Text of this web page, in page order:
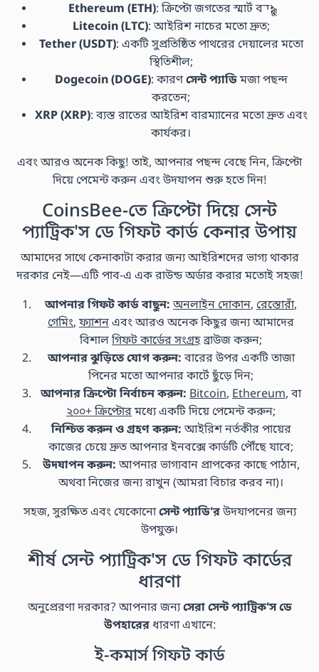
Ethereum (ETH): ক্রিপ্টো জগতের স্মার্ট বন্ধু;
Litecoin (LTC): আইরিশ নাচের মতো দ্রুত;
Tether (USDT): একটি সুপ্রতিষ্ঠিত পাথরের দেয়ালের মতো
স্থিতিশীল;
Dogecoin (DOGE): কারণসেন্ট প্যাডিমজা পছন্দ
করতেন;
XRP (XRP): ব্যস্ত রাতের আইরিশ বারম্যানের মতো দ্রুত এবং
কার্যকর।
এবং আরও অনেক কিছু! তাই, আপনার পছন্দ বেছে নিন, ক্রিপ্টো
দিয়ে পেমেন্ট করুন এবং উদযাপন শুরু হতে দিন!
CoinsBee-তে ক্রিপ্টো দিয়ে সেন্ট
প্যাট্রিক'স ডে গিফট কার্ড কেনার উপায়
আমাদের সাথে কেনাকাটা করার জন্য আইরিশদের ভাগ্য থাকার
দরকার নেই—এটি পাব-এ এক রাউন্ড অর্ডার করার মতোই সহজ!
আপনার গিফট কার্ড বাছুন: অনলাইন দোকান, রেস্তোরাঁ,
গেমিং,ফ্যাশনএবং আরও অনেক কিছুর জন্য আমাদের
বিশালগিফট কার্ডের সংগ্রহব্রাউজ করুন;
আপনার ঝুড়িতে যোগ করুন:বারের উপর একটি তাজা
পিনের মতো আপনার কার্টে ছুঁড়ে দিন;
আপনার ক্রিপ্টো নির্বাচন করুন: Bitcoin, Ethereum, বা
২০০+ ক্রিপ্টোরমধ্যে একটি দিয়ে পেমেন্ট করুন;
নিশ্চিত করুন ও গ্রহণ করুন:আইরিশ নর্তকীর পায়ের
কাজের চেয়ে দ্রুত আপনার ইনবক্সে কার্ডটি পৌঁছে যাবে;
উদযাপন করুন:আপনার ভাগ্যবান প্রাপকের কাছে পাঠান,
অথবা নিজের জন্য রাখুন (আমরা বিচার করব না)।
সহজ, সুরক্ষিত এবং যেকোনোসেন্ট প্যাডি'রউদযাপনের জন্য
উপযুক্ত।
শীর্ষ সেন্ট প্যাট্রিক'স ডে গিফট কার্ডের
ধারণা
অনুপ্রেরণা দরকার? আপনার জন্যসেরা সেন্ট প্যাট্রিক'স ডে
উপহারেরধারণা এখানে:
ই-কমার্স গিফট কার্ড